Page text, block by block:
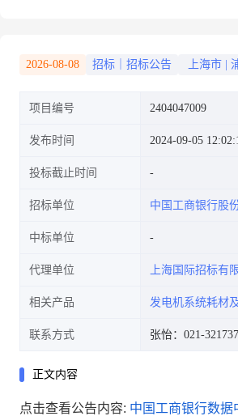
2026-08-08 招标｜招标公告 上海市
项目编号 2404047009
发布时间 2024-09-05
投标截止时间
招标单位 中国工商银行股
中标单位
代理单位 上海国际招标有
相关产品 发电机系统耗材
联系方式 张怡：021-
正文内容
点击查看公告内容: 中国工商银行数